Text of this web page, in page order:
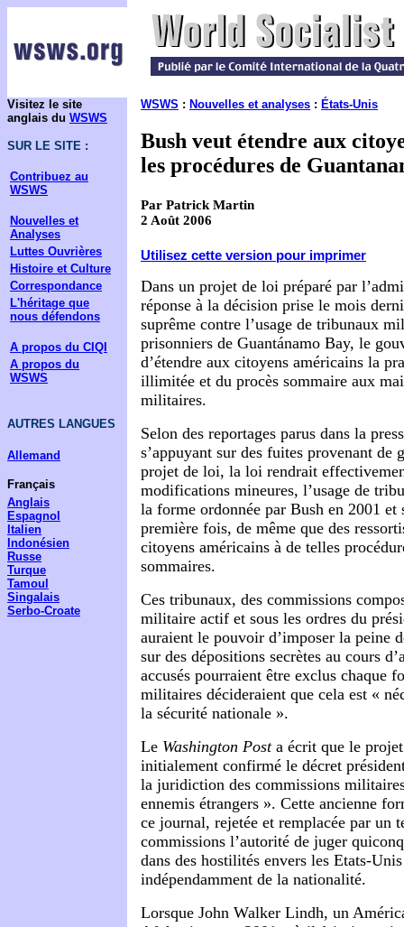
Visitez le site
anglais du WSWS
SUR LE SITE :
Contribuez au
WSWS
Nouvelles et
Analyses
Luttes Ouvrières
Histoire et Culture
Correspondance
L'héritage que
nous défendons
A propos du CIQI
A propos du
WSWS
AUTRES LANGUES
Allemand
Français
Anglais
Espagnol
Italien
Indonésien
Russe
Turque
Tamoul
Singalais
Serbo-Croate
WSWS : Nouvelles et analyses : États-Unis
Bush veut étendre aux
les procédures de
Par Patrick Martin
2 Août 2006
Utilisez cette version pour imprimer
Dans un projet de loi préparé par
réponse à la décision prise le mois
suprême contre l’usage de tribunaux
prisonniers de Guantánamo Bay, le
d’étendre aux citoyens américains la
illimitée et du procès sommaire aux
militaires.
Selon des reportages parus dans la
s’appuyant sur des fuites provenant de
projet de loi, la loi rendrait
modifications mineures, l’usage de
la forme ordonnée par Bush en 2001
première fois, de même que des
citoyens américains à de telles
sommaires.
Ces tribunaux, des commissions
militaire actif et sous les ordres du
auraient le pouvoir d’imposer la peine
sur des dépositions secrètes au cours
accusés pourraient être exclus chaque
militaires décideraient que cela est «
la sécurité nationale ».
Le Washington Posta écrit que le
initialement confirmé le décret
la juridiction des commissions
ennemis étrangers ». Cette ancienne
ce journal, rejetée et remplacée par un
commissions l’autorité de juger
dans des hostilités envers les Etats-
indépendamment de la nationalité.
Lorsque John Walker Lindh, un